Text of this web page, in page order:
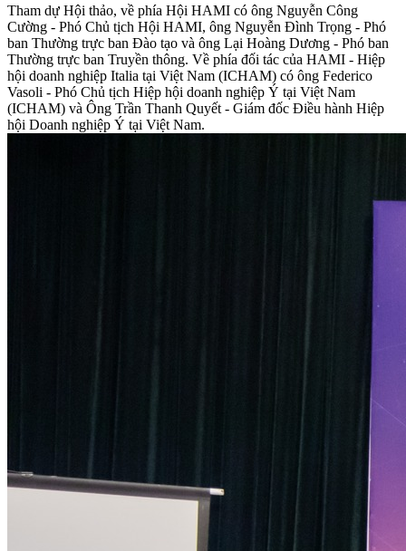
Tham dự Hội thảo, về phía Hội HAMI có ông Nguyễn Công
Cường - Phó Chủ tịch Hội HAMI, ông Nguyễn Đình Trọng - Phó
ban Thường trực ban Đào tạo và ông Lại Hoàng Dương - Phó ban
Thường trực ban Truyền thông. Về phía đối tác của HAMI - Hiệp
hội doanh nghiệp Italia tại Việt Nam (ICHAM) có ông Federico
Vasoli - Phó Chủ tịch Hiệp hội doanh nghiệp Ý tại Việt Nam
(ICHAM) và Ông Trần Thanh Quyết - Giám đốc Điều hành Hiệp
hội Doanh nghiệp Ý tại Việt Nam.